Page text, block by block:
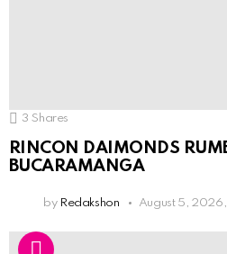
3 Shares
RINCON DAIMONDS
BUCARAMANGA
by Redakshon August 5,